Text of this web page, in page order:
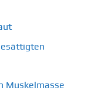
Muskelmasse